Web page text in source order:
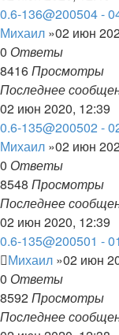
0.6-136@200504 -
Михаил »02 июн
0 Ответы
8416Просмотры
Последнее
02 июн 2020, 12:39
0.6-135@200502 -
Михаил »02 июн
0 Ответы
8548 Просмотры
Последнее
02 июн 2020, 12:39
0.6-135@200501 -
Михаил »02 июн
0 Ответы
8592Просмотры
Последнее